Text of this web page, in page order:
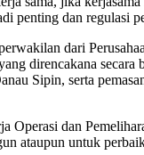
penting dan regulasi
dari
direncakana
Sipin, serta
Operasi dan
ataupun untuk